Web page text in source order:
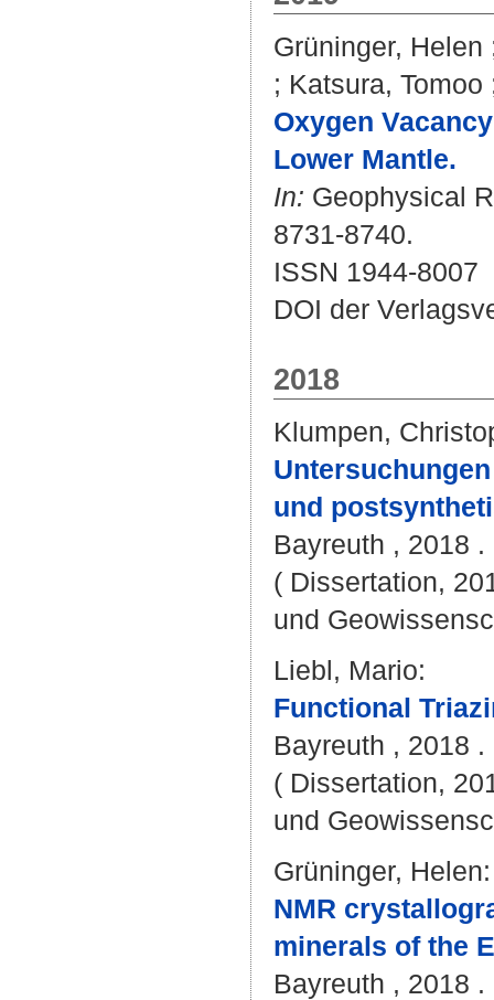
Grüninger, Helen
; Katsura, Tomoo
Oxygen
Lower Mantle.
In: Geophysical
8731-8740.
ISSN 1944-8007
DOI der
2018
Klumpen,
und
Bayreuth , 2018 .
( Dissertation,
und
Liebl, Mario:
Functional
Bayreuth , 2018 .
( Dissertation,
und
Grüninger, Helen:
NMR
minerals of the
Bayreuth , 2018